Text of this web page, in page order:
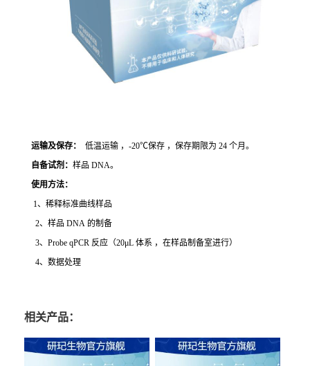
运输及保存：
低温运输 ，-20℃保存 ，保存期限为 24 个月。
自备试剂： 样品 DNA。
使用方法：
1、稀释标准曲线样品
2、样品 DNA 的制备
3、Probe qPCR 反应（20μL 体系 ，在样品制备室进行）
4、数据处理
相关产品：